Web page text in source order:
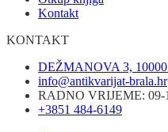
Kontakt
KONTAKT
DEŽMANOVA 3, 10000
info@antikvarijat-brala.hr
RADNO VRIJEME: 09-
+3851 484-6149